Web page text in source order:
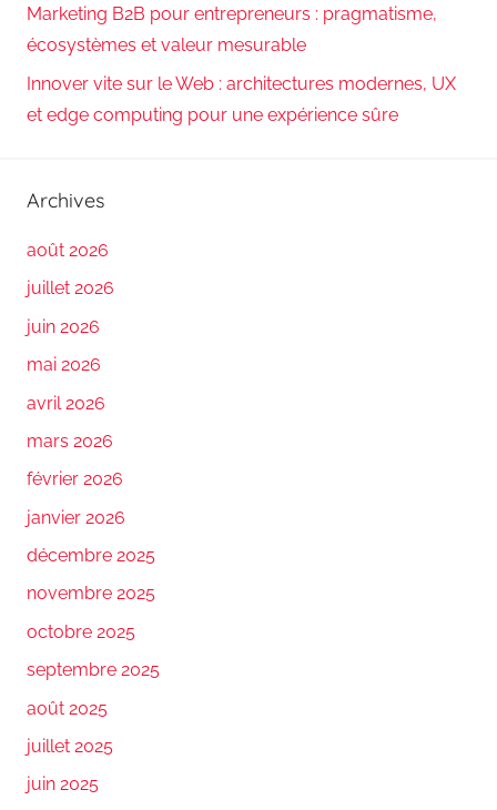
Marketing B2B pour entrepreneurs : pragmatisme,
écosystèmes et valeur mesurable
Innover vite sur le Web : architectures modernes, UX
et edge computing pour une expérience sûre
Archives
août 2026
juillet 2026
juin 2026
mai 2026
avril 2026
mars 2026
février 2026
janvier 2026
décembre 2025
novembre 2025
octobre 2025
septembre 2025
août 2025
juillet 2025
juin 2025